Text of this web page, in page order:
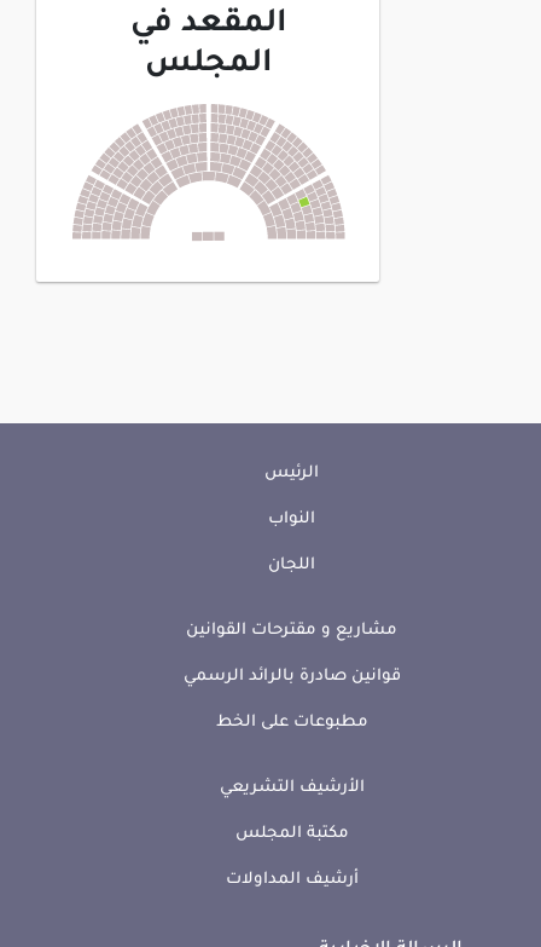
المقعد في
المجلس
الرئيس
النواب
اللجان
مشاريع و مقترحات القوانين
قوانين صادرة بالرائد الرسمي
مطبوعات على الخط
الأرشيف التشريعي
مكتبة المجلس
أرشيف المداولات